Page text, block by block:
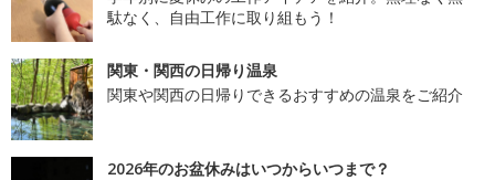
駄なく、自由工作に取り組もう！
関東・関西の日帰り温泉
関東や関西の日帰りできるおすすめの温泉をご紹介
2026年のお盆休みはいつからいつまで？